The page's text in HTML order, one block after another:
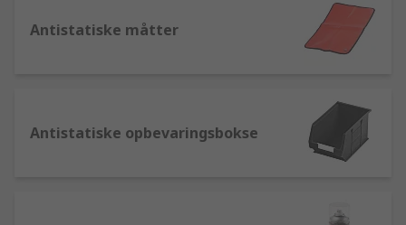
Antistatiske måtter
Antistatiske opbevaringsbokse